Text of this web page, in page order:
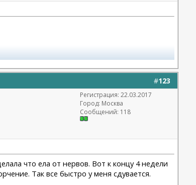
#123
Регистрация: 22.03.2017
Город: Москва
Сообщений: 118
что ела от нервов. Вот к концу 4 недели
Так все быстро у меня сдувается.